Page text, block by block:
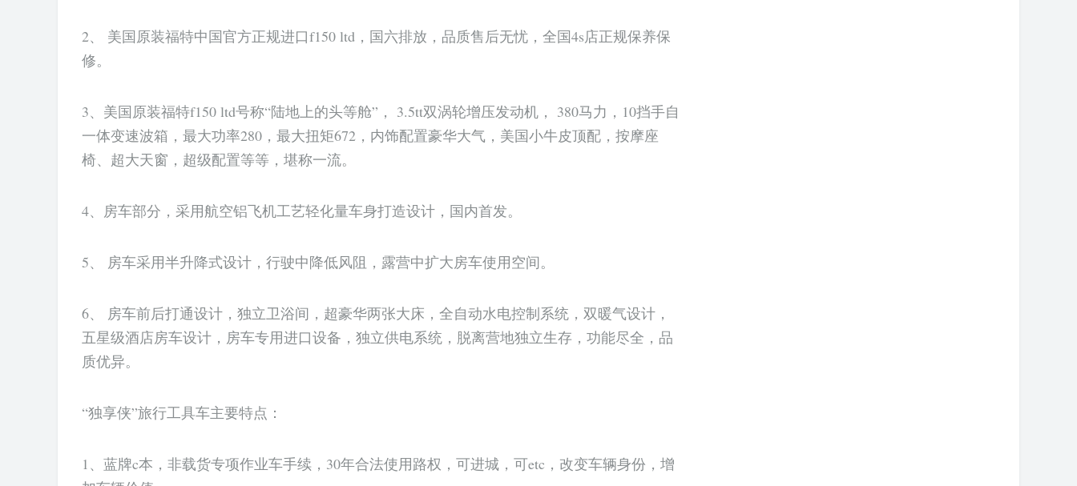
2、 美国原装福特中国官方正规进口f150 ltd，国六排放，品质售后无忧，全国4s店正规保养保
修。
3、美国原装福特f150 ltd号称“陆地上的头等舱”， 3.5tt双涡轮增压发动机， 380马力，10挡手自
一体变速波箱，最大功率280，最大扭矩672，内饰配置豪华大气，美国小牛皮顶配，按摩座
椅、超大天窗，超级配置等等，堪称一流。
4、房车部分，采用航空铝飞机工艺轻化量车身打造设计，国内首发。
5、 房车采用半升降式设计，行驶中降低风阻，露营中扩大房车使用空间。
6、 房车前后打通设计，独立卫浴间，超豪华两张大床，全自动水电控制系统，双暖气设计，
五星级酒店房车设计，房车专用进口设备，独立供电系统，脱离营地独立生存，功能尽全，品
质优异。
“独享侠”旅行工具车主要特点：
1、蓝牌c本，非载货专项作业车手续，30年合法使用路权，可进城，可etc，改变车辆身份，增